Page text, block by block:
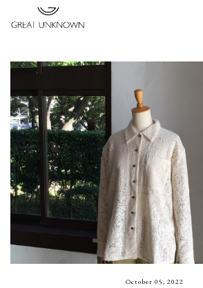
October 05, 2022